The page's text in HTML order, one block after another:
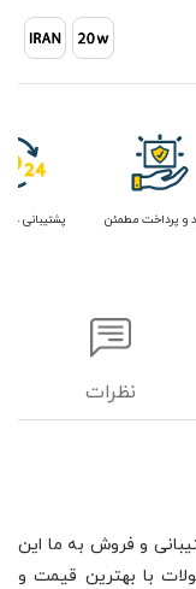
و پرداخت مطمئن پشتیبانی
نظرات
و فروش به ما این
با بهترین قیمت و